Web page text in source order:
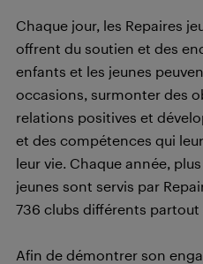
Chaque jour, les Repaires
offrent du soutien et des
enfants et les jeunes
occasions, surmonter des
relations positives et
et des compétences qui
leur vie. Chaque année,
jeunes sont servis par
736 clubs différents partout
Afin de démontrer son